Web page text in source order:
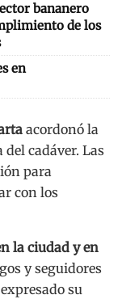
bananero
de los
en
acordonó la
cadáver. Las
para
con los
la ciudad y en
y seguidores
su